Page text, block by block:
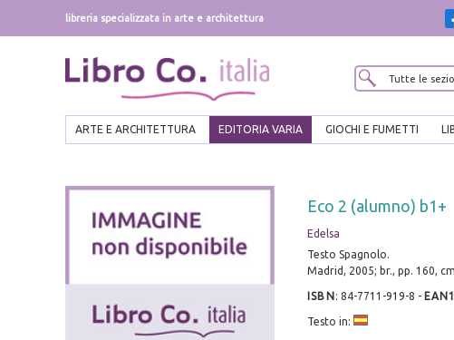
libreria specializzata in arte e architettura
ARTE E ARCHITETTURA EDITORIA VARIA GIOCHI E FUMETTI
Eco 2 (alumno) b1+
Edelsa
Testo Spagnolo.
Madrid, 2005; br., pp. 160,
ISBN : 84-7711-919-8 -
Testo in: